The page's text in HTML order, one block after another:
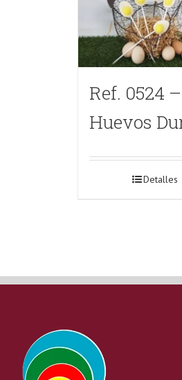
Ref. 0524 –
Huevos
Detalles